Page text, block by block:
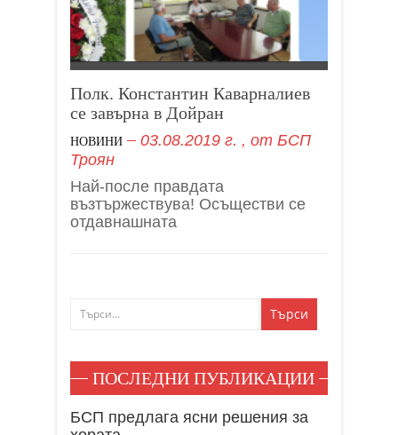
Полк. Константин Каварналиев
се завърна в Дойран
НОВИНИ 03.08.2019 г. , от БСП
Троян
Най-после правдата
възтържествува! Осъществи се
отдавнашната
ПОСЛЕДНИ ПУБЛИКАЦИИ
БСП предлага ясни решения за